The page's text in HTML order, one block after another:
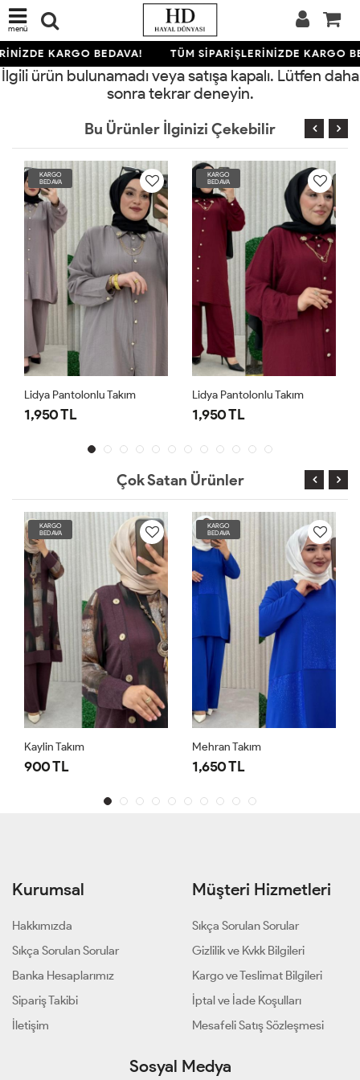
menü
KARGO BEDAVA! TÜM SİPARİŞLERİNİZDE KARGO
İlgili ürün bulunamadı veya satışa kapalı. Lütfen daha
sonra tekrar deneyin.
Bu Ürünler İlginizi Çekebilir
KARGO
BEDAVA
Lidya Pantolonlu Takım
1,950 TL
KARGO
BEDAVA
Lidya Pantolonlu Takım
1,950 TL
Çok Satan Ürünler
KARGO
BEDAVA
Kaylin Takım
900 TL
KARGO
BEDAVA
Mehran Takım
1,650 TL
Kurumsal
Hakkımızda
Sıkça Sorulan Sorular
Banka Hesaplarımız
Sipariş Takibi
İletişim
Müşteri Hizmetleri
Sıkça Sorulan Sorular
Gizlilik ve Kvkk Bilgileri
Kargo ve Teslimat Bilgileri
İptal ve İade Koşulları
Mesafeli Satış Sözleşmesi
Sosyal Medya